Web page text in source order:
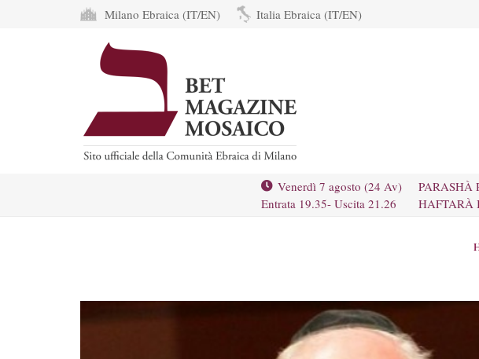
Milano Ebraica (IT/EN) Italia Ebraica (IT/EN)
Venerdì 7 agosto (24 Av)
Entrata 19.35- Uscita 21.26
PARASHÀ
HAFTARÀ